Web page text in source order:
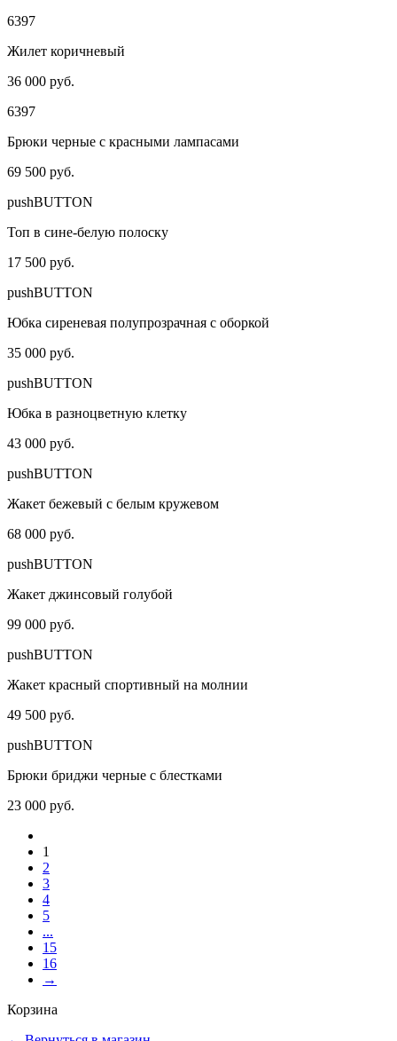
6397
Жилет коричневый
36 000 руб.
6397
Брюки черные с красными лампасами
69 500 руб.
pushBUTTON
Топ в сине-белую полоску
17 500 руб.
pushBUTTON
Юбка сиреневая полупрозрачная с оборкой
35 000 руб.
pushBUTTON
Юбка в разноцветную клетку
43 000 руб.
pushBUTTON
Жакет бежевый с белым кружевом
68 000 руб.
pushBUTTON
Жакет джинсовый голубой
99 000 руб.
pushBUTTON
Жакет красный спортивный на молнии
49 500 руб.
pushBUTTON
Брюки бриджи черные с блестками
23 000 руб.
1
2
3
4
5
...
15
16
→
Корзина